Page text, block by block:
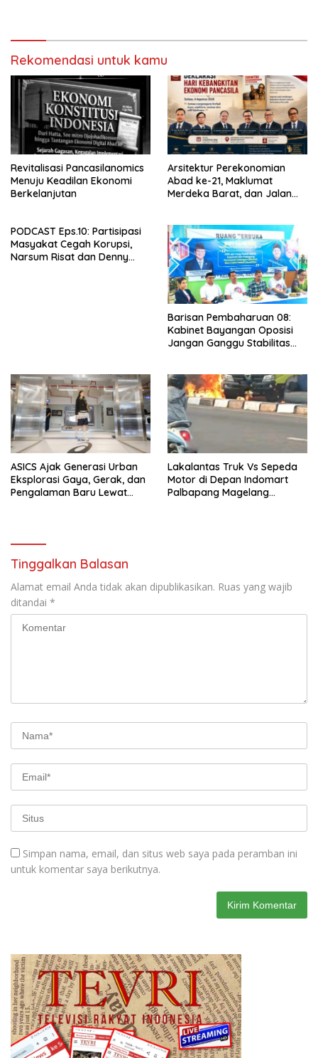
Rekomendasi untuk kamu
Revitalisasi Pancasilanomics
Menuju Keadilan Ekonomi
Berkelanjutan
Arsitektur Perekonomian
Abad ke-21, Maklumat
Merdeka Barat, dan Jalan
PODCAST Eps.10: Partisipasi
Masyakat Cegah Korupsi,
Narsum Risat dan Denny
Barisan Pembaharuan 08:
Kabinet Bayangan Oposisi
Jangan Ganggu Stabilitas
ASICS Ajak Generasi Urban
Eksplorasi Gaya, Gerak, dan
Pengalaman Baru Lewat
Lakalantas Truk Vs Sepeda
Motor di Depan Indomart
Palbapang Magelang
Tinggalkan Balasan
Alamat email Anda tidak akan dipublikasikan. Ruas yang wajib
ditandai *
Simpan nama, email, dan situs web saya pada peramban ini
untuk komentar saya berikutnya.